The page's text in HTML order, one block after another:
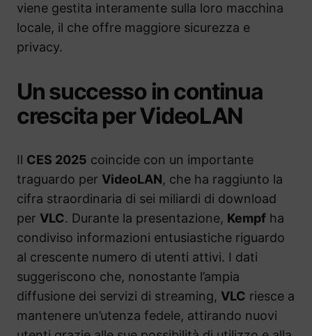
viene gestita interamente sulla loro macchina
locale, il che offre maggiore sicurezza e
privacy.
Un successo in continua
crescita per VideoLAN
Il CES 2025 coincide con un importante
traguardo per VideoLAN, che ha raggiunto la
cifra straordinaria di sei miliardi di download
per VLC. Durante la presentazione, Kempf ha
condiviso informazioni entusiastiche riguardo
al crescente numero di utenti attivi. I dati
suggeriscono che, nonostante l’ampia
diffusione dei servizi di streaming, VLC riesce a
mantenere un’utenza fedele, attirando nuovi